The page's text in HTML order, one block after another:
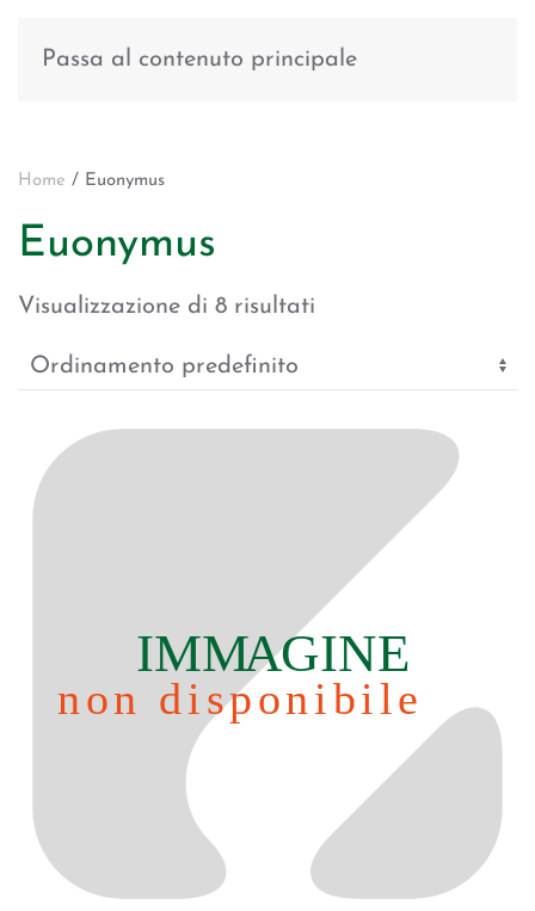
Passa al contenuto principale
Home / Euonymus
Euonymus
Visualizzazione di 8 risultati